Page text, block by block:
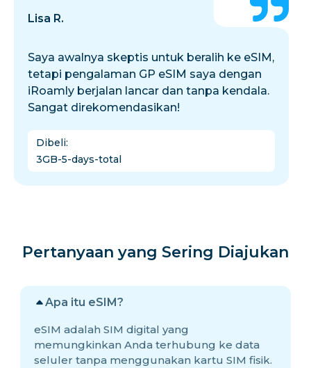
Lisa R.
Saya awalnya skeptis untuk beralih ke eSIM,
tetapi pengalaman GP eSIM saya dengan
iRoamly berjalan lancar dan tanpa kendala.
Sangat direkomendasikan!
Dibeli:
3GB-5-days-total
Pertanyaan yang Sering Diajukan
Apa itu eSIM?
eSIM adalah SIM digital yang
memungkinkan Anda terhubung ke data
seluler tanpa menggunakan kartu SIM fisik.